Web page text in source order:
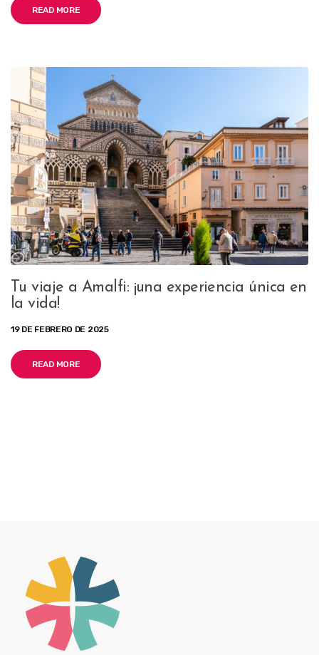
READ MORE
Tu viaje a Amalfi: ¡una experiencia única en
la vida!
19 DE FEBRERO DE 2025
READ MORE